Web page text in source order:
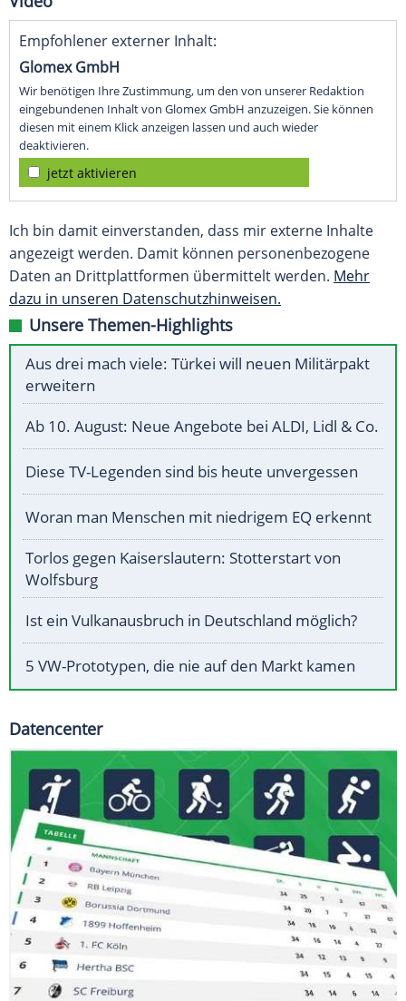
Empfohlener externer Inhalt:
Glomex GmbH
Wir benötigen Ihre Zustimmung, um den von unserer Redaktion
eingebundenen Inhalt von Glomex GmbH anzuzeigen. Sie können
diesen mit einem Klick anzeigen lassen und auch wieder
deaktivieren.
jetzt aktivieren
Ich bin damit einverstanden, dass mir externe Inhalte
angezeigt werden. Damit können personenbezogene
Daten an Drittplattformen übermittelt werden. Mehr
dazu in unseren Datenschutzhinweisen.
Unsere Themen-Highlights
Aus drei mach viele: Türkei will neuen Militärpakt
erweitern
Ab 10. August: Neue Angebote bei ALDI, Lidl & Co.
Diese TV-Legenden sind bis heute unvergessen
Woran man Menschen mit niedrigem EQ erkennt
Torlos gegen Kaiserslautern: Stotterstart von
Wolfsburg
Ist ein Vulkanausbruch in Deutschland möglich?
5 VW-Prototypen, die nie auf den Markt kamen
Datencenter